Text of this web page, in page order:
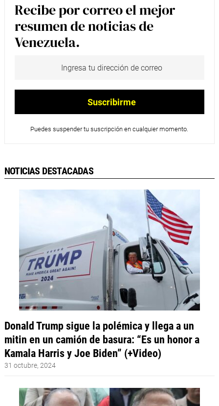
Recibe por correo el mejor
resumen de noticias de
Venezuela.
Puedes suspender tu suscripción en cualquier momento.
NOTICIAS DESTACADAS
Donald Trump sigue la polémica y llega a un
mitin en un camión de basura: “Es un honor a
Kamala Harris y Joe Biden” (+Video)
31 octubre, 2024